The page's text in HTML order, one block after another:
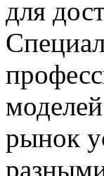
для
рынок